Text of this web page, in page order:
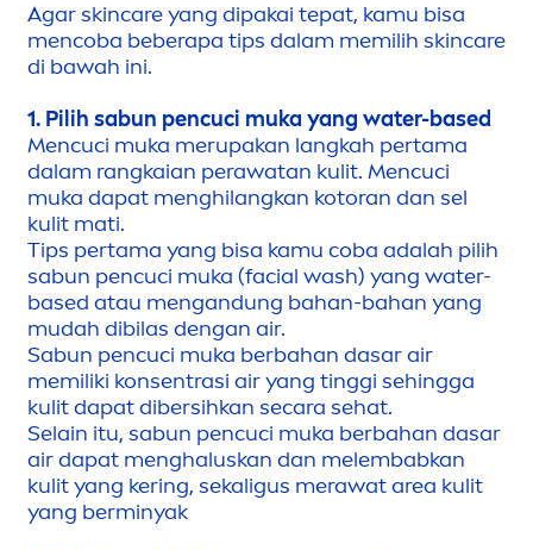
Agarskincareyang dipakai tepat, kamu bisa
mencoba beberapa tips dalam memilih skincare
di bawah ini.
1. Pilih sabun pencuci muka yang water-based
Mencuci muka merupakan langkah pertama
dalam rangkaian perawatan kulit. Mencuci
muka dapat menghilangkan kotoran dan sel
kulit mati.
Tips pertama yang bisa kamu coba adalah pilih
sabun pencuci muka (facial wash) yang water-
based atau mengandung bahan-bahan yang
mudah dibilas dengan air.
Sabun pencuci muka berbahan dasar air
memiliki konsentrasi air yang tinggi sehingga
kulit dapat dibersihkan secara sehat.
Selain itu, sabun pencuci muka berbahan dasar
air dapat menghaluskan dan melembabkan
kulit yang kering, sekaligus merawat area kulit
yang berminyak